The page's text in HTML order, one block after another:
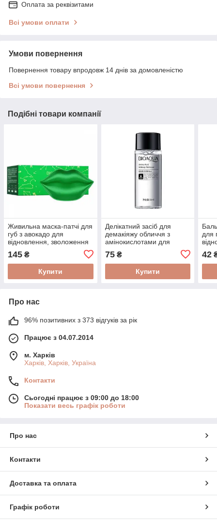
Оплата за реквізитами
Всі умови оплати
Умови повернення
Повернення товару впродовж 14 днів за домовленістю
Всі умови повернення
Подібні товари компанії
Живильна маска-патчі для
губ з авокадо для
відновлення, зволоження
та пружності Bioaqua 20
штук 60 г
145 ₴
Купити
Делікатний засіб для
демакіяжу обличчя з
амінокислотами для
омолодження шкіри
BIOAQUA 50 мл
75₴
Купити
для
42
Про нас
96% позитивних з 373 відгуків за рік
Працює з 04.07.2014
м. Харків
Харків, Харків, Україна
Контакти
Сьогодні працює з 09:00 до 18:00
Показати весь графік роботи
Про нас
Контакти
Доставка та оплата
Графік роботи